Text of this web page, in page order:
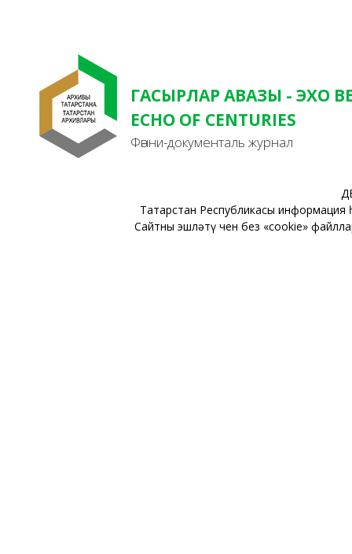
ГАСЫРЛАР АВАЗЫ - ЭХО
ECHO OF CENTURIES
Фәнни-документаль журнал
Татарстан Республикасы
Сайтны эшләтү өчен без «cookie»